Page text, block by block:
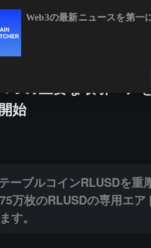
の主要な取引ペア
始
RLUSDを重厚にローンチし、主流
ーブルコインRLUSDを重
万枚のRLUSDの専用エア
す。
Web3の最新ニュースを第一